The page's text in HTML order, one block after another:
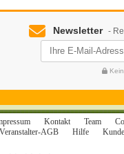
Newsletter -
Kontakt Team
Veranstalter-AGB
Hilfe